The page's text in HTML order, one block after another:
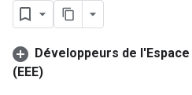
Développeurs de
(EEE)